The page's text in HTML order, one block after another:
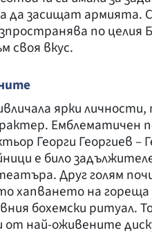
да засищат армията.
по целия
своя вкус.
ярки
Емблематичен
Георги Георгиев –
е било
Друг голям
хапването на
бохемски ритуал.
от най-оживените